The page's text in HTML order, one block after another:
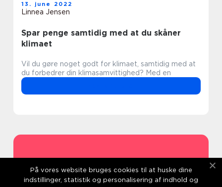
Spar penge samtidig med at du skåner
klimaet
13. june 2022
Linnea Jensen
Vil du gøre noget godt for klimaet, samtidig med at
du forbedrer din klimasamvittighed? Med en
Address
På vores website bruges cookies til at huske dine
indstillinger, statistik og personalisering af indhold og